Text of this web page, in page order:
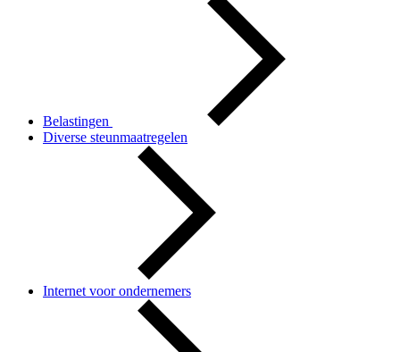
Belastingen
Diverse steunmaatregelen
Internet voor ondernemers